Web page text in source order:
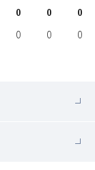
0 0 0
0 0 0